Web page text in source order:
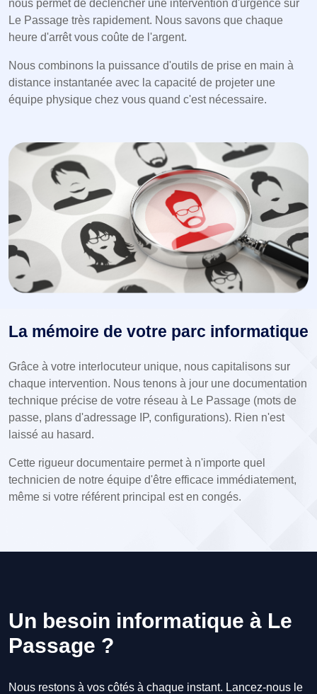
nous permet de déclencher une intervention d'urgence sur
Le Passage très rapidement. Nous savons que chaque
heure d'arrêt vous coûte de l'argent.
Nous combinons la puissance d'outils de prise en main à
distance instantanée avec la capacité de projeter une
équipe physique chez vous quand c'est nécessaire.
La mémoire de votre parc informatique
Grâce à votre interlocuteur unique, nous capitalisons sur
chaque intervention. Nous tenons à jour une documentation
technique précise de votre réseau à Le Passage (mots de
passe, plans d'adressage IP, configurations). Rien n'est
laissé au hasard.
Cette rigueur documentaire permet à n'importe quel
technicien de notre équipe d'être efficace immédiatement,
même si votre référent principal est en congés.
Un besoin informatique à Le
Passage ?
Nous restons à vos côtés à chaque instant. Lancez-nous le